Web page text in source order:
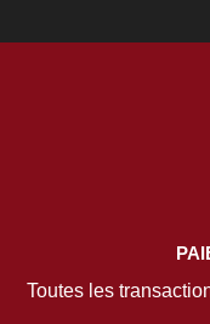
Toutes les